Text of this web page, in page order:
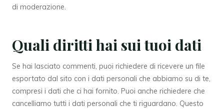
di moderazione.
Quali diritti hai sui tuoi dati
Se hai lasciato commenti, puoi richiedere di ricevere un file
esportato dal sito con i dati personali che abbiamo su di te,
compresi i dati che ci hai fornito. Puoi anche richiedere che
cancelliamo tutti i dati personali che ti riguardano. Questo